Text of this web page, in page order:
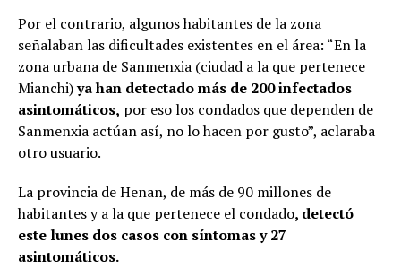
Por el contrario, algunos habitantes de la zona
señalaban las dificultades existentes en el área: “En la
zona urbana de Sanmenxia (ciudad a la que pertenece
Mianchi)ya han detectado más de 200 infectados
asintomáticos, por eso los condados que dependen de
Sanmenxia actúan así, no lo hacen por gusto”, aclaraba
otro usuario.
La provincia de Henan, de más de 90 millones de
habitantes y a la que pertenece el condado, detectó
este lunes dos casos con síntomas y 27
asintomáticos.